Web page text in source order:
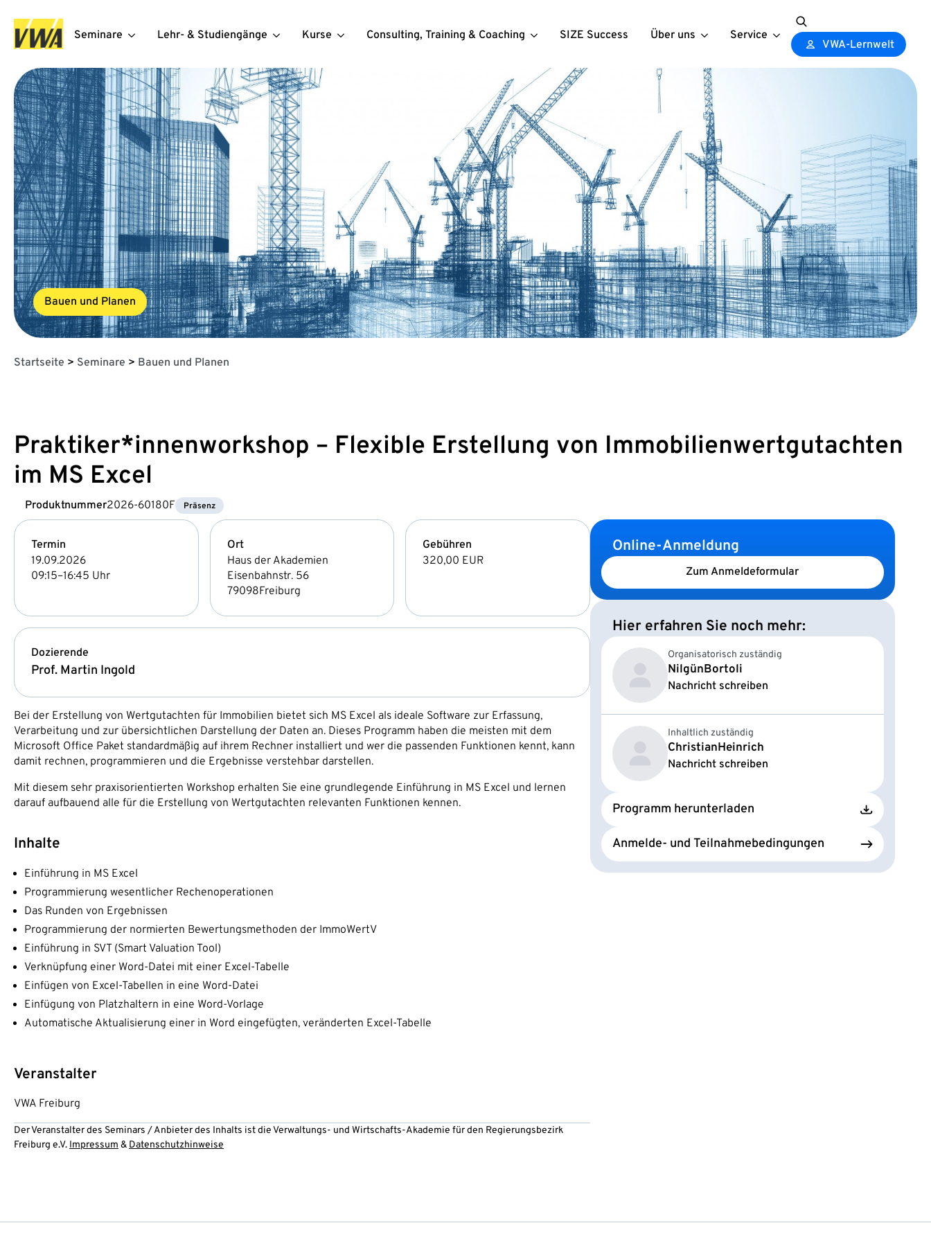
Seminare Lehr- & Studiengänge Kurse Consulting, Training & Coaching SIZE Success Über uns Service
Search
for:
VWA-Lernwelt
Bauen und Planen
Startseite > Seminare > Bauen und Planen
Praktiker*innenworkshop – Flexible Erstellung von Immobilienwertgutachten
im MS Excel
Produktnummer2026-60180F Präsenz
Termin
19.09.2026
09:15–16:45 Uhr
Ort
Haus der Akademien
Eisenbahnstr. 56
79098Freiburg
Gebühren
320,00 EUR
Dozierende
Prof. Martin Ingold
Bei der Erstellung von Wertgutachten für Immobilien bietet sich MS Excel als ideale Software zur Erfassung,
Verarbeitung und zur übersichtlichen Darstellung der Daten an. Dieses Programm haben die meisten mit dem
Microsoft Office Paket standardmäßig auf ihrem Rechner installiert und wer die passenden Funktionen kennt, kann
damit rechnen, programmieren und die Ergebnisse verstehbar darstellen.
Mit diesem sehr praxisorientierten Workshop erhalten Sie eine grundlegende Einführung in MS Excel und lernen
darauf aufbauend alle für die Erstellung von Wertgutachten relevanten Funktionen kennen.
Inhalte
Einführung in MS Excel
Programmierung wesentlicher Rechenoperationen
Das Runden von Ergebnissen
Programmierung der normierten Bewertungsmethoden der ImmoWertV
Einführung in SVT (Smart Valuation Tool)
Verknüpfung einer Word-Datei mit einer Excel-Tabelle
Einfügen von Excel-Tabellen in eine Word-Datei
Einfügung von Platzhaltern in eine Word-Vorlage
Automatische Aktualisierung einer in Word eingefügten, veränderten Excel-Tabelle
Veranstalter
VWA Freiburg
Der Veranstalter des Seminars / Anbieter des Inhalts ist die Verwaltungs- und Wirtschafts-Akademie für den Regierungsbezirk
Freiburg e.V. Impressum & Datenschutzhinweise
Online-Anmeldung
Zum Anmeldeformular
Hier erfahren Sie noch mehr:
Organisatorisch zuständig
NilgünBortoli
Nachricht schreiben
Inhaltlich zuständig
ChristianHeinrich
Nachricht schreiben
Programm herunterladen
Anmelde- und Teilnahmebedingungen